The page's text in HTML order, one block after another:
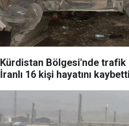
Kürdistan Bölgesi'nde trafik
İranlı 16 kişi hayatını kaybetti